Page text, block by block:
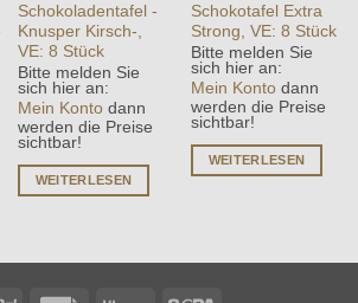
Schokoladentafel -
Knusper Kirsch-,
VE: 8 Stück
Bitte melden Sie
sich hier an:
Mein Kontodann
werden die Preise
sichtbar!
WEITERLESEN
Schokotafel Extra
Strong, VE: 8 Stück
Bitte melden Sie
sich hier an:
Mein Kontodann
werden die Preise
sichtbar!
WEITERLESEN